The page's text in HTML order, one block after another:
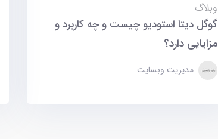
وبلاگ
گوگل دیتا استودیو چیست و چه کاربرد و
مزایایی دارد؟
مدیریت وبسایت